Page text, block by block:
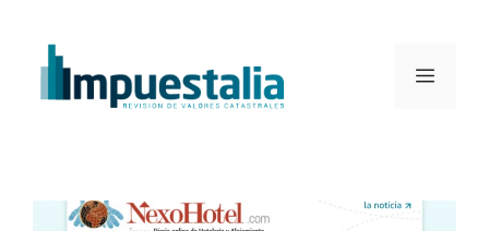
Saltar
contenido
Menú